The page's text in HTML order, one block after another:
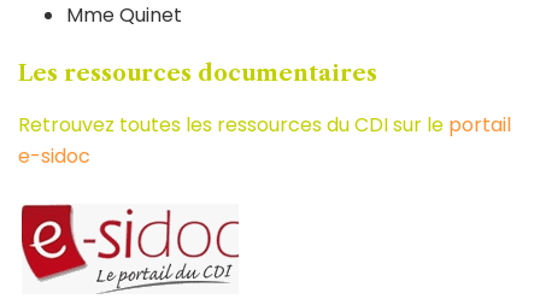
Mme Quinet
Les ressources documentaires
Retrouvez toutes les ressources du CDI sur le portail
e-sidoc